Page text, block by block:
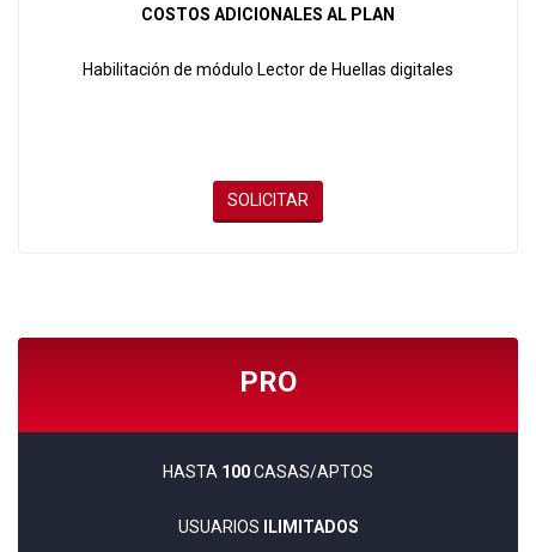
COSTOS ADICIONALES AL PLAN
Habilitación de módulo Lector de Huellas digitales
SOLICITAR
PRO
HASTA 100CASAS/APTOS
USUARIOS ILIMITADOS